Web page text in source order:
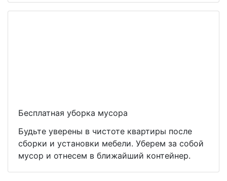
Бесплатная уборка мусора
Будьте уверены в чистоте квартиры после
сборки и установки мебели. Уберем за собой
мусор и отнесем в ближайший контейнер.